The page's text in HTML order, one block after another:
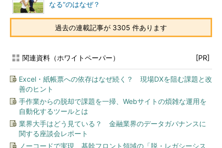
なる”のはなぜ？
過去の連載記事が 3305 件あります
関連資料（ホワイトペーパー） [PR]
Excel・紙帳票への依存はなぜ続く？ 現場DXを阻む課題と改
善のヒント
手作業からの脱却で課題を一掃、Webサイトの煩雑な運用を
自動化するツールとは
業界大手はどう見ている？ 金融業界のデータガバナンスに
関する座談会レポート
ノーコードで実現、基幹フロント領域の「脱・レガシーシス